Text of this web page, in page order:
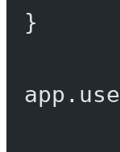
}
app. use